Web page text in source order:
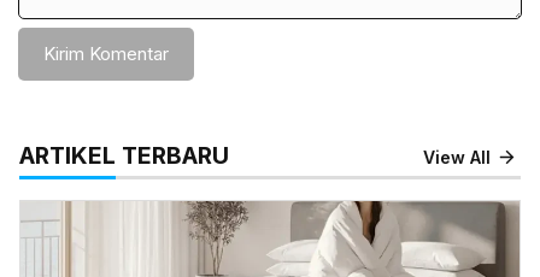
ARTIKEL TERBARU View All